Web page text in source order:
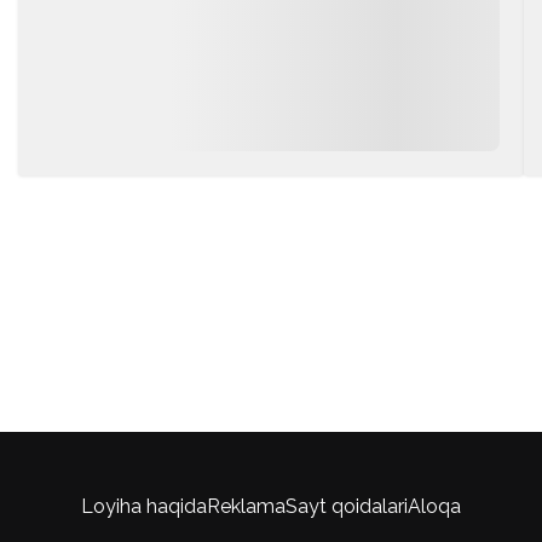
Loyiha haqidaReklamaSayt qoidalariAloqa